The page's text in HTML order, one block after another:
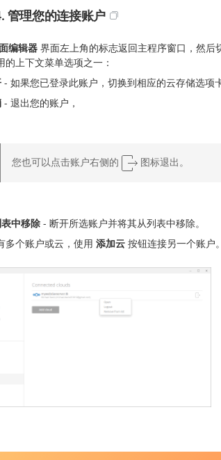
管理您的连接账户
编辑器 界面左上角的标志返回主程序窗口，然后
的上下文菜单选项之一：
- 如果您已登录此账户，切换到相应的云存储选项
- 退出您的账户，
您也可以点击账户右侧的 图标退出。
中移除 - 断开所选账户并将其从列表中移除。
多个账户或云，使用 添加云 按钮连接另一个账户。